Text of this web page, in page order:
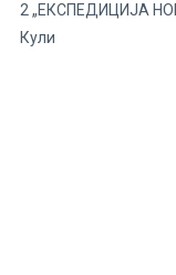
2 „ЕКСПЕДИЦИЈА
Кули